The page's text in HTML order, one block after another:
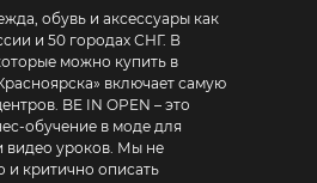
обувь и аксессуары как
и 50 городах СНГ. В
можно купить в
» включает самую
– это
обучение в моде для
видео уроков. Мы не
критично описать